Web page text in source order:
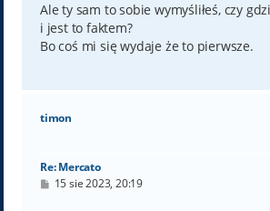
Ale ty sam to sobie wymyśliłeś, czy
i jest to faktem?
Bo coś mi się wydaje że to pierwsze.
timon
Re: Mercato
P15 sie 2023, 20:19